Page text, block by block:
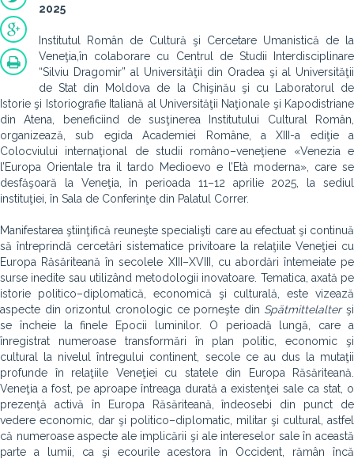
2025
Institutul Român de Cultură şi Cercetare Umanistică de la
Veneţia,în colaborare cu Centrul de Studii Interdisciplinare
“Silviu Dragomir” al Universităţii din Oradea şi al Universităţii
de Stat din Moldova de la Chişinău şi cu Laboratorul de
Istorie şi Istoriografie Italiană al Universităţii Naţionale şi Kapodistriane
din Atena, beneficiind de susţinerea Institutului Cultural Român,
organizează, sub egida Academiei Române, a XIII-a ediţie a
Colocviului internaţional de studii româno–veneţiene «Venezia e
l’Europa Orientale tra il tardo Medioevo e l’Età moderna», care se
desfăşoară la Veneţia, în perioada 11–12 aprilie 2025, la sediul
instituţiei, în Sala de Conferinţe din Palatul Correr.
Manifestarea ştiinţifică reuneşte specialişti care au efectuat şi continuă
să întreprindă cercetări sistematice privitoare la relaţiile Veneţiei cu
Europa Răsăriteană în secolele XIII–XVIII, cu abordări întemeiate pe
surse inedite sau utilizând metodologii inovatoare. Tematica, axată pe
istorie politico–diplomatică, economică şi culturală, este vizează
aspecte din orizontul cronologic ce porneşte din Spätmittelalterşi
se încheie la finele Epocii luminilor. O perioadă lungă, care a
înregistrat numeroase transformări în plan politic, economic şi
cultural la nivelul întregului continent, secole ce au dus la mutaţii
profunde în relaţiile Veneţiei cu statele din Europa Răsăriteană.
Veneţia a fost, pe aproape întreaga durată a existenţei sale ca stat, o
prezenţă activă în Europa Răsăriteană, îndeosebi din punct de
vedere economic, dar şi politico–diplomatic, militar şi cultural, astfel
că numeroase aspecte ale implicării şi ale intereselor sale în această
parte a lumii, ca şi ecourile acestora în Occident, rămân încă